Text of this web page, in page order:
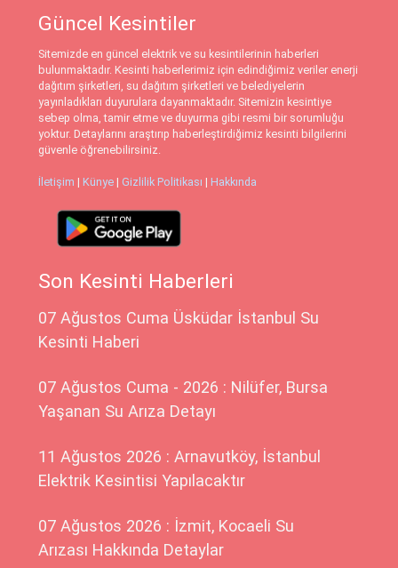
Güncel Kesintiler
Sitemizde en güncel elektrik ve su kesintilerinin haberleri
bulunmaktadır. Kesinti haberlerimiz için edindiğimiz veriler enerji
dağıtım şirketleri, su dağıtım şirketleri ve belediyelerin
yayınladıkları duyurulara dayanmaktadır. Sitemizin kesintiye
sebep olma, tamir etme ve duyurma gibi resmi bir sorumluğu
yoktur. Detaylarını araştırıp haberleştirdiğimiz kesinti bilgilerini
güvenle öğrenebilirsiniz.
İletişim | Künye | Gizlilik Politikası | Hakkında
Son Kesinti Haberleri
07 Ağustos Cuma Üsküdar İstanbul Su
Kesinti Haberi
07 Ağustos Cuma - 2026 : Nilüfer, Bursa
Yaşanan Su Arıza Detayı
11 Ağustos 2026 : Arnavutköy, İstanbul
Elektrik Kesintisi Yapılacaktır
07 Ağustos 2026 : İzmit, Kocaeli Su
Arızası Hakkında Detaylar